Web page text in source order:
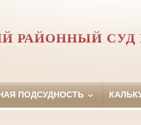
РАЙОННЫЙ СУД
ПОДСУДНОСТЬ